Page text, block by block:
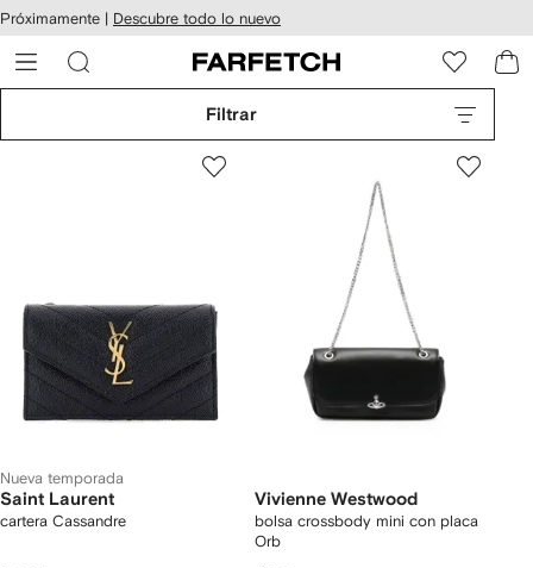
al
Próximamente | Descubre todo lo nuevo
Filtrar
Nueva temporada
Saint Laurent
cartera Cassandre
Vivienne Westwood
bolsa crossbody mini con placa
Orb